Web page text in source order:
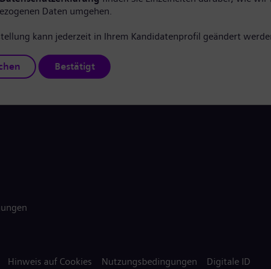
Daten umgehen.
kann jederzeit in Ihrem Kandidatenprofil geändert
Bestätigt
Hinweis auf Cookies Nutzungsbedingungen Digitale ID